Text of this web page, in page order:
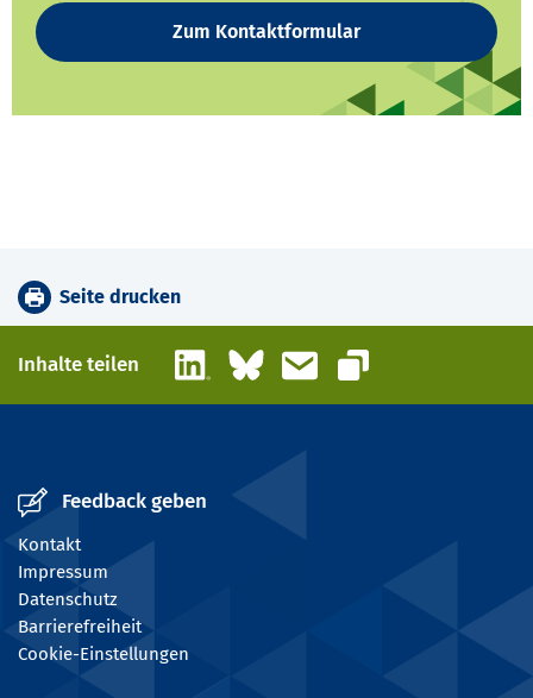
Zum Kontaktformular
Seite drucken
Inhalte teilen LinkedInBlueskyE-Mail
Link kopieren
Feedback geben
Kontakt
Impressum
Datenschutz
Barrierefreiheit
Cookie-Einstellungen